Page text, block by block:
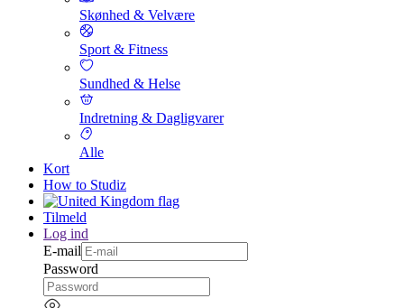
Skønhed & Velvære
Sport & Fitness
Sundhed & Helse
Indretning & Dagligvarer
Alle
Kort
How to Studiz
Tilmeld
Log ind
E-mail
Password